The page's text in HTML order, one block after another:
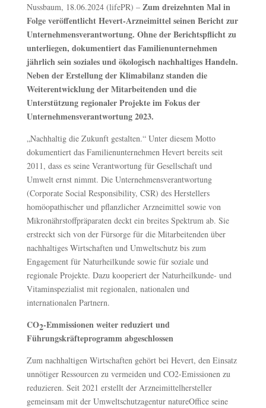
Nussbaum, 18.06.2024 (lifePR) – Zum dreizehnten Mal in
Folge veröffentlicht Hevert-Arzneimittel seinen Bericht zur
Unternehmensverantwortung. Ohne der Berichtspflicht zu
unterliegen, dokumentiert das Familienunternehmen
jährlich sein soziales und ökologisch nachhaltiges Handeln.
Neben der Erstellung der Klimabilanz standen die
Weiterentwicklung der Mitarbeitenden und die
Unterstützung regionaler Projekte im Fokus der
Unternehmensverantwortung 2023.
„Nachhaltig die Zukunft gestalten.“ Unter diesem Motto
dokumentiert das Familienunternehmen Hevert bereits seit
2011, dass es seine Verantwortung für Gesellschaft und
Umwelt ernst nimmt. Die Unternehmensverantwortung
(Corporate Social Responsibility, CSR) des Herstellers
homöopathischer und pflanzlicher Arzneimittel sowie von
Mikronährstoffpräparaten deckt ein breites Spektrum ab. Sie
erstreckt sich von der Fürsorge für die Mitarbeitenden über
nachhaltiges Wirtschaften und Umweltschutz bis zum
Engagement für Naturheilkunde sowie für soziale und
regionale Projekte. Dazu kooperiert der Naturheilkunde- und
Vitaminspezialist mit regionalen, nationalen und
internationalen Partnern.
CO2-Emmissionen weiter reduziert und
Führungskräfteprogramm abgeschlossen
Zum nachhaltigen Wirtschaften gehört bei Hevert, den Einsatz
unnötiger Ressourcen zu vermeiden und CO2-Emissionen zu
reduzieren. Seit 2021 erstellt der Arzneimittelhersteller
gemeinsam mit der Umweltschutzagentur natureOffice seine